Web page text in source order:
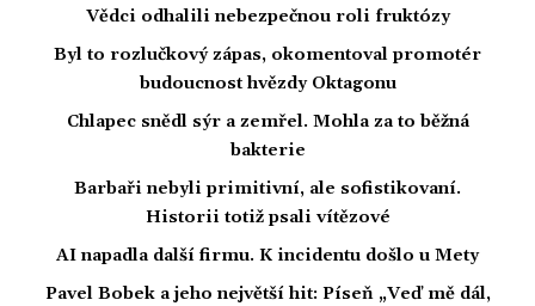
Vědci odhalili nebezpečnou roli fruktózy
Byl to rozlučkový zápas, okomentoval promotér
budoucnost hvězdy Oktagonu
Chlapec snědl sýr a zemřel. Mohla za to běžná
bakterie
Barbaři nebyli primitivní, ale sofistikovaní.
Historii totiž psali vítězové
AI napadla další firmu. K incidentu došlo u Mety
Pavel Bobek a jeho největší hit: Píseň „Veď mě dál,